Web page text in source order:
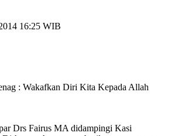
16:25 WIB
Drs Fairus MA didampingi Kasi